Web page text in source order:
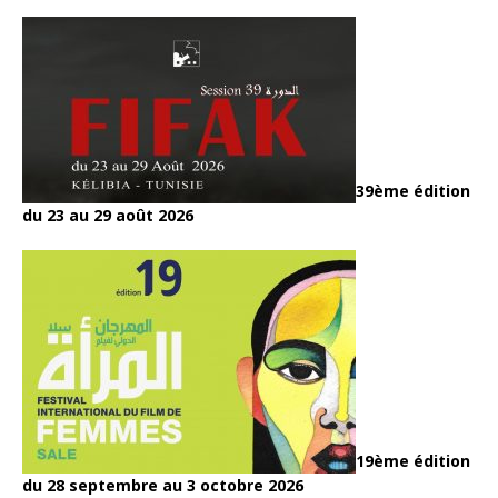
39ème édition
du 23 au 29 août 2026
19ème édition
du 28 septembre au 3 octobre 2026